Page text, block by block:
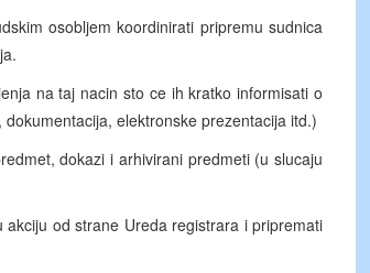
osobljem koordinirati pripremu sudnica
na taj nacin sto ce ih kratko informisati o
elektronske prezentacija itd.)
dokazi i arhivirani predmeti (u slucaju
od strane Ureda registrara i pripremati